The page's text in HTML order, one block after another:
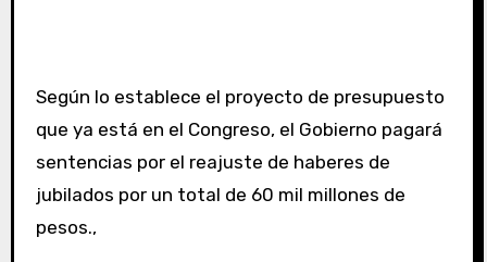
Según lo establece el proyecto de presupuesto
que ya está en el Congreso, el Gobierno pagará
sentencias por el reajuste de haberes de
jubilados por un total de 60 mil millones de
pesos.,